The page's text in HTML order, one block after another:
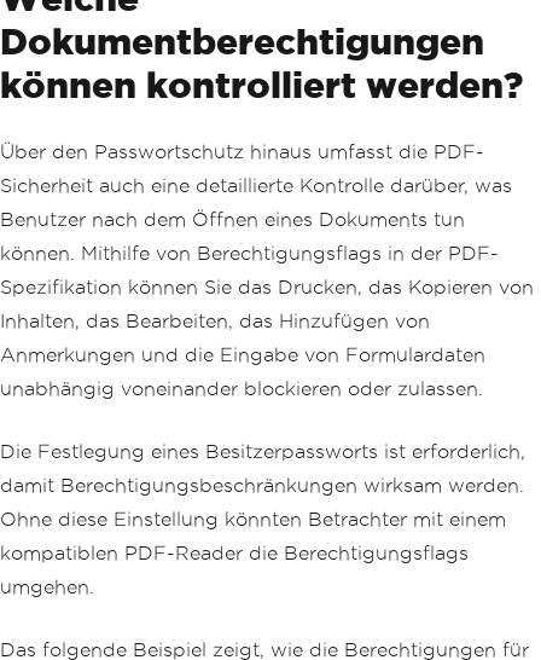
Dokumentberechtigungen
können kontrolliert werden?
Über den Passwortschutz hinaus umfasst die PDF-
Sicherheit auch eine detaillierte Kontrolle darüber, was
Benutzer nach dem Öffnen eines Dokuments tun
können. Mithilfe von Berechtigungsflags in der PDF-
Spezifikation können Sie das Drucken, das Kopieren von
Inhalten, das Bearbeiten, das Hinzufügen von
Anmerkungen und die Eingabe von Formulardaten
unabhängig voneinander blockieren oder zulassen.
Die Festlegung eines Besitzerpassworts ist erforderlich,
damit Berechtigungsbeschränkungen wirksam werden.
Ohne diese Einstellung könnten Betrachter mit einem
kompatiblen PDF-Reader die Berechtigungsflags
umgehen.
Das folgende Beispiel zeigt, wie die Berechtigungen für